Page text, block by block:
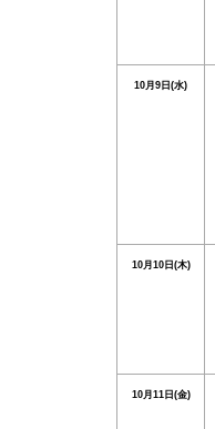
10月9日(水)
10月10日(木)
10月11日(金)